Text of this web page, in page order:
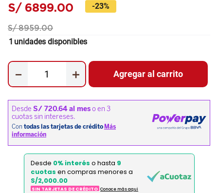
S/ 6899.00 -23%
S/ 8959.00
1 unidades disponibles
＋
－ Agregar al carrito
Desde 0% interés o hasta 9
cuotas en compras menores a
S/2,000.00
SIN TARJETAS DE CRÉDITO Conoce más aqui